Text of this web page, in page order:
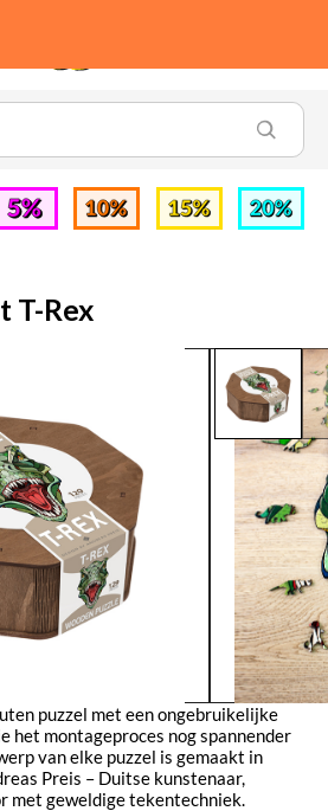
puzzel met een ongebruikelijke
het montageproces nog spannender
van elke puzzel is gemaakt in
Preis – Duitse kunstenaar,
met geweldige tekentechniek.
T-Rex